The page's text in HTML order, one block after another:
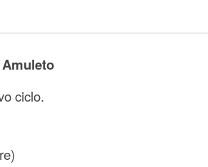
ciclo.